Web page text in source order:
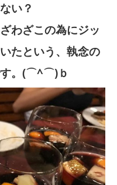
い？
わざこの為にジッ
たという、執念の
す。(⌒^⌒)ｂ